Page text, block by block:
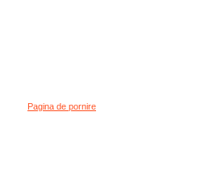
Pagina de pornire